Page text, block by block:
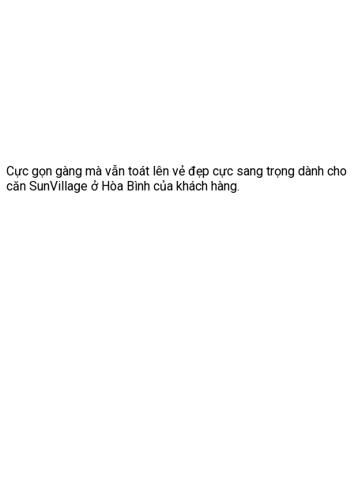
Cực gọn gàng mà vẫn toát lên vẻ đẹp cực sang trọng dành cho
căn SunVillage ở Hòa Bình của khách hàng.